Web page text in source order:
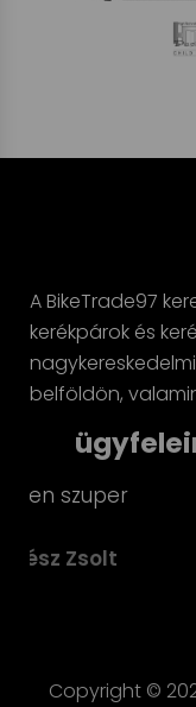
A BikeTrade97
kerékpárok és
belföldön,
Gyors,
Copyright ©